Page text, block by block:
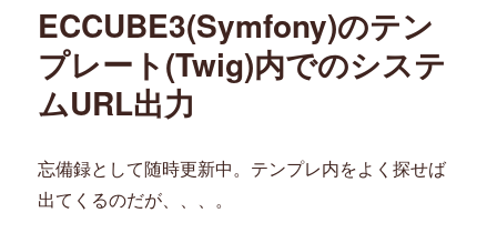
ル
ー
ま
と
に
ECCUBE3(Symfony)のテン
プレート(Twig)内でのシステ
ムURL出力
忘備録として随時更新中。テンプレ内をよく探せば
出てくるのだが、、、。